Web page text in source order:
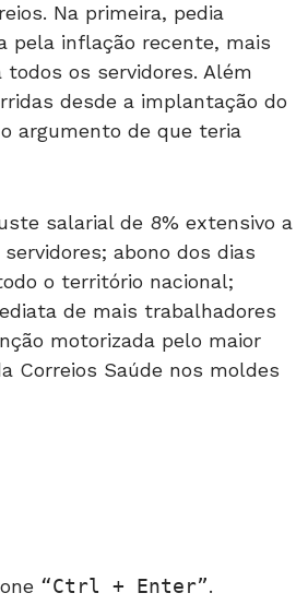
Na primeira, pedia
pela inflação recente, mais
os servidores. Além
desde a implantação do
argumento de que teria
salarial de 8% extensivo a
abono dos dias
o território nacional;
de mais trabalhadores
motorizada pelo maior
Correios Saúde nos moldes
Ctrl + Enter .